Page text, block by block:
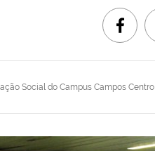
Social do Campus Campos Centro